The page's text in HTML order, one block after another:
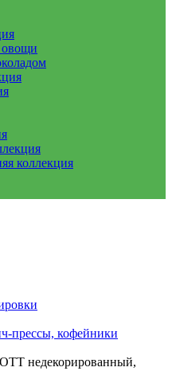
коллекция
прессы, кофейники
недекорированный,